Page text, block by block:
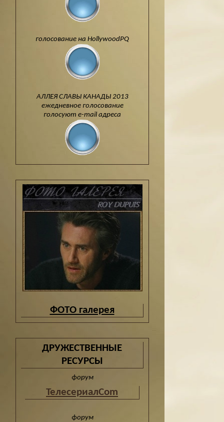
голосование на HollywoodPQ
АЛЛЕЯ СЛАВЫ КАНАДЫ 2013
ежедневное голосование
голосуют e-mail адреса
ФОТО галерея
ДРУЖЕСТВЕННЫЕ
РЕСУРСЫ
форум
ТелесериалCom
форум